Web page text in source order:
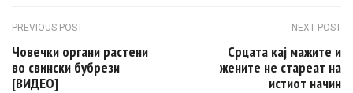
Post navigation
PREVIOUS POST
Човечки органи растени
во свински бубрези
[ВИДЕО]
NEXT POST
Срцата кај мажите и
жените не стареат на
истиот начин